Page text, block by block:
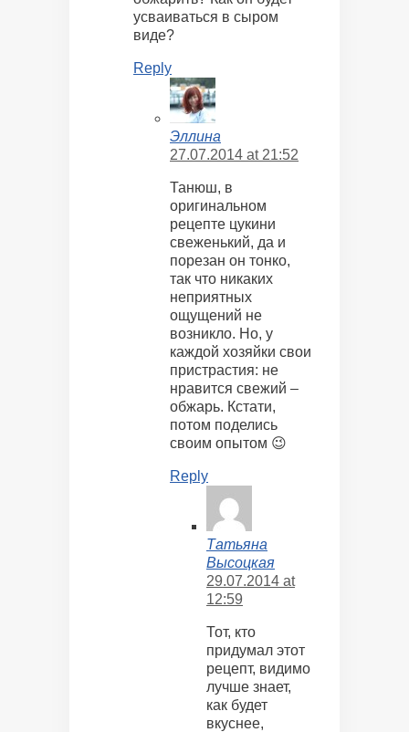
усваиваться в сыром
виде?
Reply
Эллина
27.07.2014 at 21:52
Танюш, в
оригинальном
рецепте цукини
свеженький, да и
порезан он тонко,
так что никаких
неприятных
ощущений не
возникло. Но, у
каждой хозяйки свои
пристрастия: не
нравится свежий –
обжарь. Кстати,
потом поделись
своим опытом 😉
Reply
Татьяна
Высоцкая
29.07.2014 at
12:59
Тот, кто
придумал этот
рецепт, видимо
лучше знает,
как будет
вкуснее,